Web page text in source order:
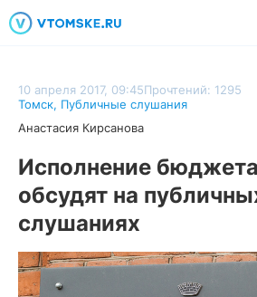
10 апреля 2017, 09:45Прочтений: 1295
Томск, Публичные слушания
Анастасия Кирсанова
Исполнение
обсудят на
слушаниях